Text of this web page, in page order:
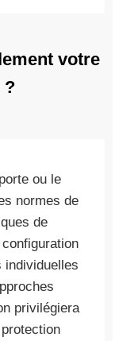
votre
?
ou le
normes de
de
individuelles
privilégiera